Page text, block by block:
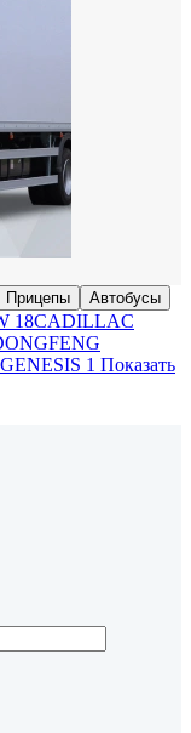
Прицепы Автобусы
18CADILLAC
GENESIS 1 Показать